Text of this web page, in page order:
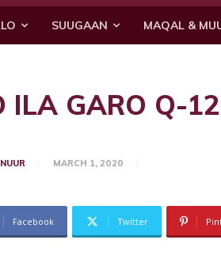
SUUGAAN MAQAL &
ILA GARO Q-
MARCH 1, 2020
Facebook Twitter